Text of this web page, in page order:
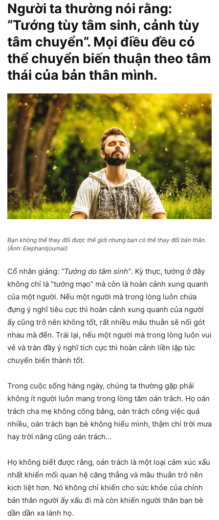
Người ta thường nói rằng:
“Tướng tùy tâm sinh, cảnh tùy
tâm chuyển”. Mọi điều đều có
thể chuyển biến thuận theo tâm
thái của bản thân mình.
Bạn không thể thay đổi được thế giới nhưng bạn có thể thay đổi bản thân.
(Ảnh: Elephantjournal)
Cổ nhân giảng: “Tướng do tâm sinh”. Kỳ thực, tướng ở đây
không chỉ là “tướng mạo” mà còn là hoàn cảnh xung quanh
của một người. Nếu một người mà trong lòng luôn chứa
đựng ý nghĩ tiêu cực thì hoàn cảnh xung quanh của người
ấy cũng trở nên không tốt, rất nhiều mâu thuẫn sẽ nối gót
nhau mà đến. Trái lại, nếu một người mà trong lòng luôn vui
vẻ và tràn đầy ý nghĩ tích cực thì hoàn cảnh liền lập tức
chuyển biến thành tốt.
Trong cuộc sống hàng ngày, chúng ta thường gặp phải
không ít người luôn mang trong lòng tâm oán trách. Họ oán
trách cha mẹ không công bằng, oán trách công việc quá
nhiều, oán trách bạn bè không hiểu mình, thậm chí trời mưa
hay trời nắng cũng oán trách…
Họ không biết được rằng, oán trách là một loại cảm xúc xấu
nhất khiến mối quan hệ căng thẳng và mâu thuẫn trở nên
kịch liệt hơn. Nó không chỉ khiến cho sức khỏe của chính
bản thân người ấy xấu đi mà còn khiến người thân bạn bè
dần dần xa lánh họ.